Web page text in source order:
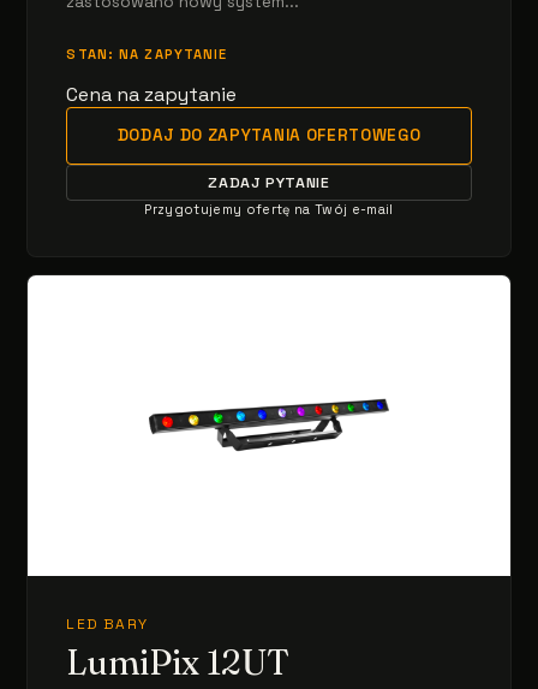
STAN: NA ZAPYTANIE
Cena na zapytanie
DODAJ DO ZAPYTANIA OFERTOWEGO
ZADAJ PYTANIE
Przygotujemy ofertę na Twój e-mail
LED BARY
LumiPix 12UT